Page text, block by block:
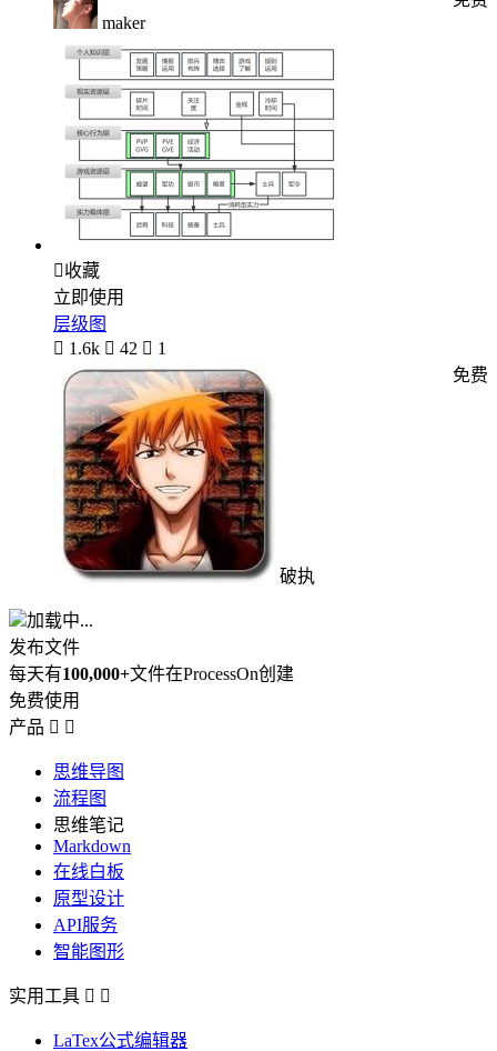
maker
收藏
立即使用
层级图
 1.6k  42  1
破执
免费
加载中...
发布文件
每天有100,000+文件在ProcessOn创建
免费使用
产品  
思维导图
流程图
思维笔记
Markdown
在线白板
原型设计
API服务
智能图形
实用工具  
LaTex公式编辑器